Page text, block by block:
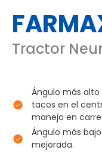
Tractor
Ángulo más
tacos en el
manejo en
Ángulo más
mejorada.